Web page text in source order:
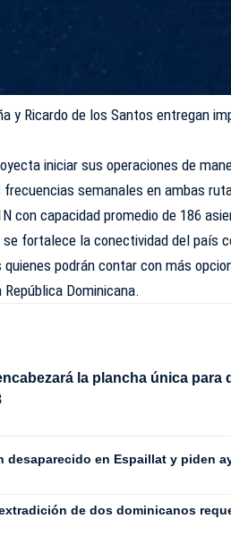
y Ricardo de los Santos entregan
iniciar sus operaciones de
semanales en ambas
con capacidad promedio de 186
fortalece la conectividad del país
podrán contar con más
Dominicana.
la plancha única para
desaparecido en Espaillat y piden
de dos dominicanos